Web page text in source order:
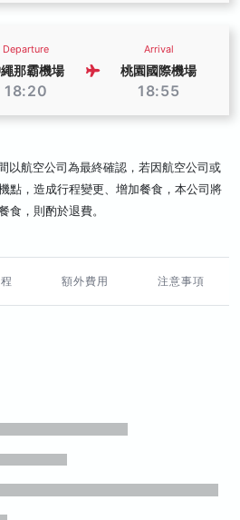
Departure
那霸機場
18:20
Arrival
桃園國際機場
18:55
以航空公司為最終確認，若因航空公司或
點，造成行程變更、增加餐食，本公司將
食，則酌於退費。
額外費用 注意事項